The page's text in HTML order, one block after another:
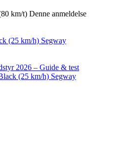
km/t) Denne anmeldelse
(25 km/h) Segway
2026 – Guide & test
(25 km/h) Segway